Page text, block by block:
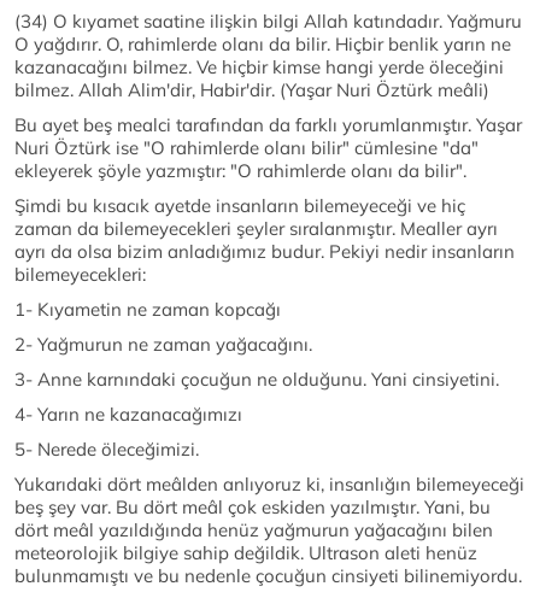
(34) O kıyamet saatine ilişkin bilgi Allah katındadır. Yağmuru
O yağdırır. O, rahimlerde olanı da bilir. Hiçbir benlik yarın ne
kazanacağını bilmez. Ve hiçbir kimse hangi yerde öleceğini
bilmez. Allah Alim'dir, Habir'dir. (Yaşar Nuri Öztürk meâli)
Bu ayet beş mealci tarafından da farklı yorumlanmıştır. Yaşar
Nuri Öztürk ise "O rahimlerde olanı bilir" cümlesine "da"
ekleyerek şöyle yazmıştır: "O rahimlerde olanı da bilir".
Şimdi bu kısacık ayetde insanların bilemeyeceği ve hiç
zaman da bilemeyecekleri şeyler sıralanmıştır. Mealler ayrı
ayrı da olsa bizim anladığımız budur. Pekiyi nedir insanların
bilemeyecekleri:
1- Kıyametin ne zaman kopcağı
2- Yağmurun ne zaman yağacağını.
3- Anne karnındaki çocuğun ne olduğunu. Yani cinsiyetini.
4- Yarın ne kazanacağımızı
5- Nerede öleceğimizi.
Yukarıdaki dört meâlden anlıyoruz ki, insanlığın bilemeyeceği
beş şey var. Bu dört meâl çok eskiden yazılmıştır. Yani, bu
dört meâl yazıldığında henüz yağmurun yağacağını bilen
meteorolojik bilgiye sahip değildik. Ultrason aleti henüz
bulunmamıştı ve bu nedenle çocuğun cinsiyeti bilinemiyordu.